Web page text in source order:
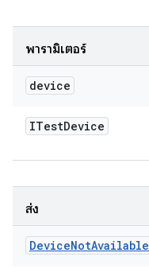
พารามิเตอร์
device
ITestDevice
ส่ง
DeviceNotAvailable